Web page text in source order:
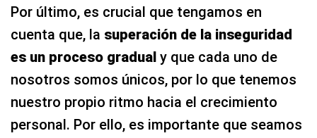
Por último, es crucial que tengamos en
cuenta que, la superación de la inseguridad
es un proceso gradual y que cada uno de
nosotros somos únicos, por lo que tenemos
nuestro propio ritmo hacia el crecimiento
personal. Por ello, es importante que seamos